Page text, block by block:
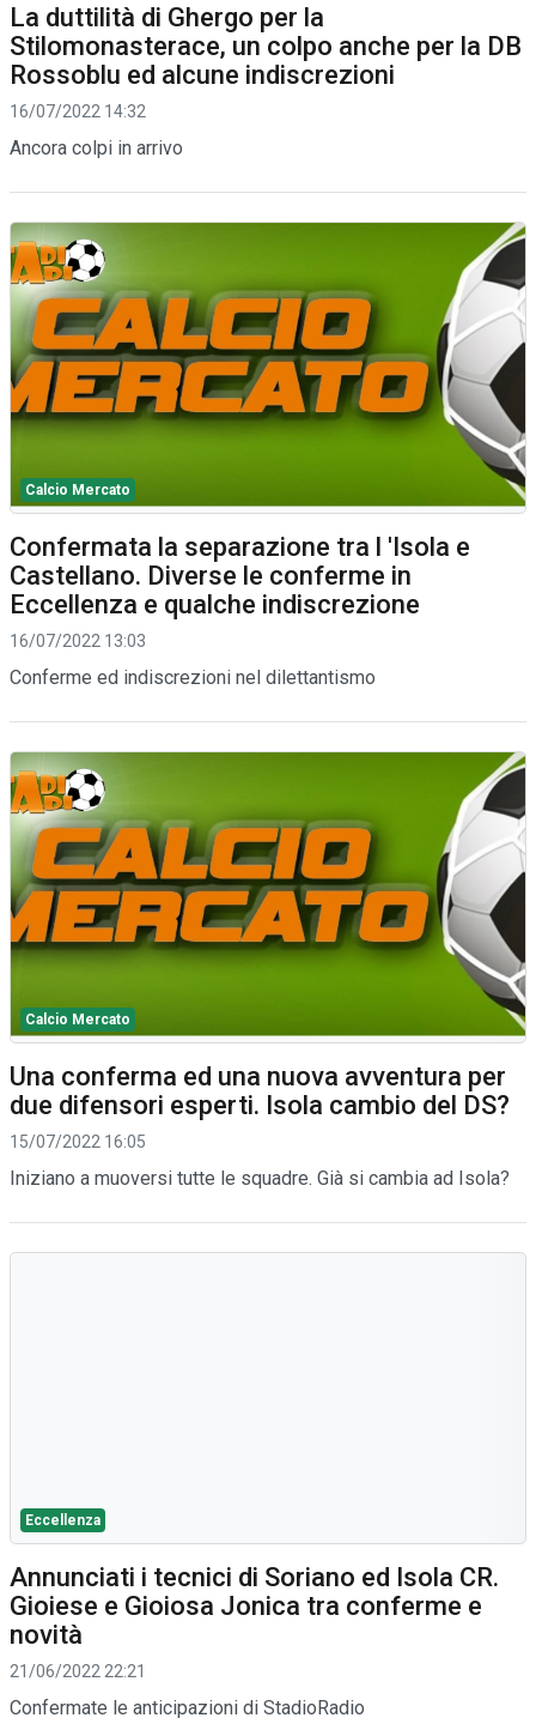
La duttilità di Ghergo per la
Stilomonasterace, un colpo anche per la DB
Rossoblu ed alcune indiscrezioni
16/07/2022 14:32
Ancora colpi in arrivo
Calcio Mercato
Confermata la separazione tra l 'Isola e
Castellano. Diverse le conferme in
Eccellenza e qualche indiscrezione
16/07/2022 13:03
Conferme ed indiscrezioni nel dilettantismo
Calcio Mercato
Una conferma ed una nuova avventura per
due difensori esperti. Isola cambio del DS?
15/07/2022 16:05
Iniziano a muoversi tutte le squadre. Già si cambia ad Isola?
Eccellenza
Annunciati i tecnici di Soriano ed Isola CR.
Gioiese e Gioiosa Jonica tra conferme e
novità
21/06/2022 22:21
Confermate le anticipazioni di StadioRadio